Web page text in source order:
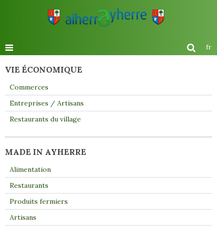
fr
VIE ÉCONOMIQUE
Commerces
Entreprises / Artisans
Restaurants du village
MADE IN AYHERRE
Alimentation
Restaurants
Produits fermiers
Artisans